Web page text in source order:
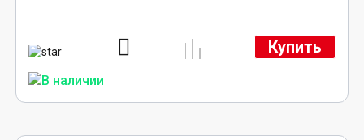
Купить